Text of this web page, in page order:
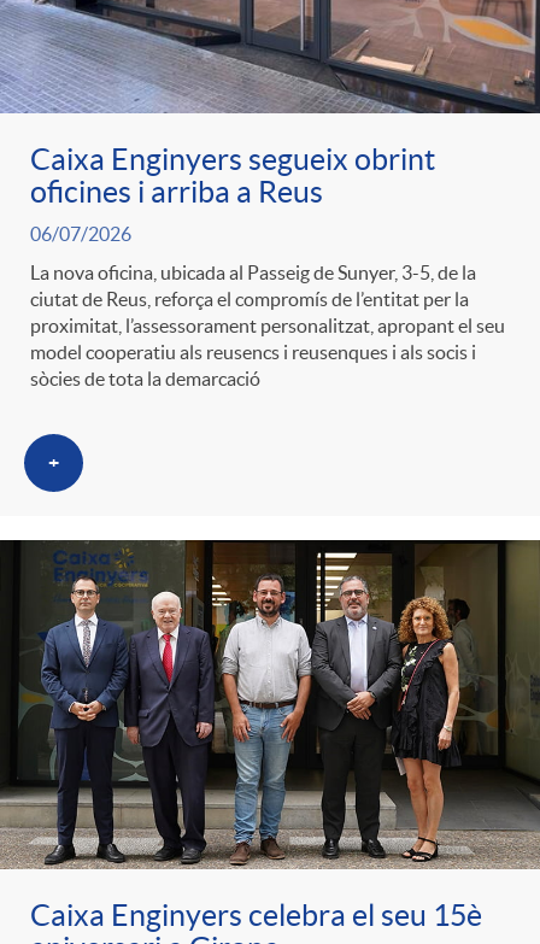
g
o
r
i
a
s
Caixa Enginyers segueix obrint
oficines i arriba a Reus
06/07/2026
La nova oficina, ubicada al Passeig de Sunyer, 3-5, de la
ciutat de Reus, reforça el compromís de l’entitat per la
proximitat, l’assessorament personalitzat, apropant el seu
model cooperatiu als reusencs i reusenques i als socis i
sòcies de tota la demarcació
+
Caixa Enginyers celebra el seu 15è